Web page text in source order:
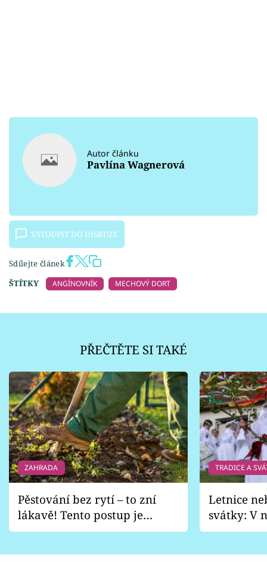
Autor článku
Pavlína Wagnerová
VSTOUPIT DO DISKUZE
Sdílejte článek
ŠTÍTKY
ANGÍNOVNÍK MECHOVÝ DORT
PŘEČTĚTE SI TAKÉ
ZAHRADA
Pěstování bez rytí – to zní
lákavě! Tento postup je
vhodný jen pro některé
TRADICE A
Letnice
svátky: V
pondělí